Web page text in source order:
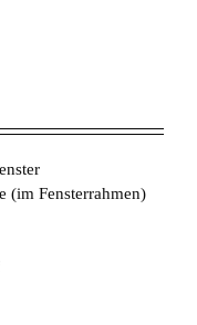
(im Fensterrahmen)